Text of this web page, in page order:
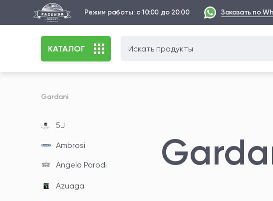
Режим работы: с 10:00 до 20:00 Заказать по
КАТАЛОГ
Gardani
5J
Ambrosi
Angelo Parodi
Azuaga